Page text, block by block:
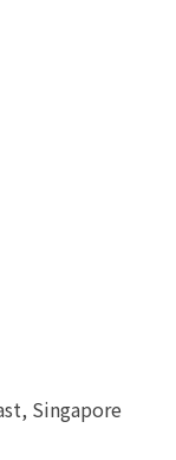
Singapore